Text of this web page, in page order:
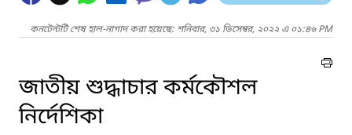
কনটেন্টটি শেষ হাল-নাগাদ করা হয়েছে: শনিবার, ৩১ ডিসেম্বর, ২০২২ এ ০১:৪৬ PM
জাতীয় শুদ্ধাচার কর্মকৌশল
নির্দেশিকা